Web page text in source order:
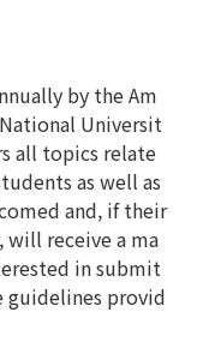
by the Am
Universit
all topics relate
as well as
and, if their
receive a ma
in submit
guidelines provid